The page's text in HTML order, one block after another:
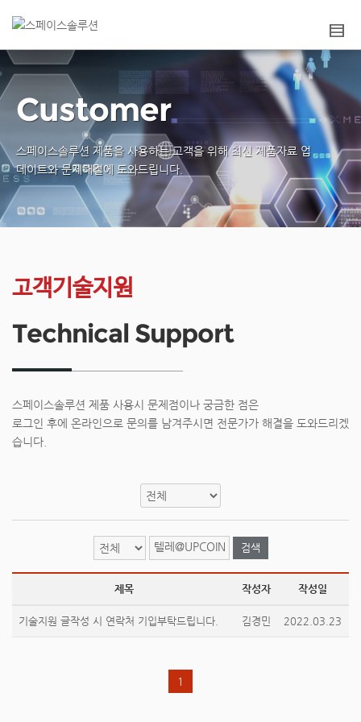
스페이스솔루션 제품을 사용하는 고객을 위해최신 제품자료 업
데이트와 문제해결에 도와드립니다.
Customer
고객기술지원
Technical Support
스페이스솔루션 제품 사용시 문제점이나 궁금한 점은
로그인 후에 온라인으로 문의를 남겨주시면 전문가가 해결을 도와드리겠
습니다.
검색
제목 작성자 작성일
기술지원 글작성 시 연락처 기입부탁드립니다. 김경민 2022.03.23
1